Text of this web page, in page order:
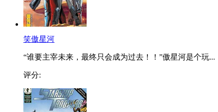
笑傲星河
“谁要主宰未来，最终只会成为过去！！”傲星河是个玩...
评分: